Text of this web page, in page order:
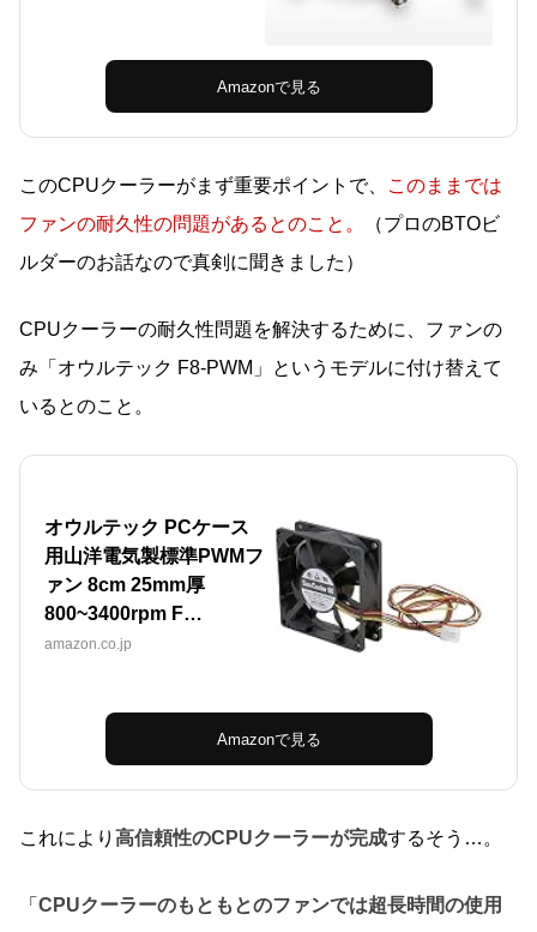
Amazonで見る
このCPUクーラーがまず重要ポイントで、
このままでは
ファンの耐久性の問題がある とのこと。
（プロのBTOビ
ルダーのお話なので真剣に聞きました）
CPUクーラーの耐久性問題を解決するために、ファンの
み「オウルテック F8-PWM」というモデルに付け替えて
いるとのこと。
オウルテック PCケース
用山洋電気製標準PWMフ
ァン 8cm 25mm厚
800~3400rpm F…
amazon.co.jp
Amazonで見る
これにより 高信頼性のCPUクーラーが完成するそう…。
「 CPUクーラーのもともとのファンでは超長時間の使用